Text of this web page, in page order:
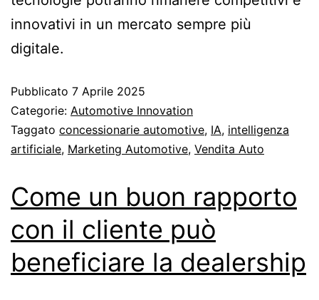
innovativi in un mercato sempre più
digitale.
Pubblicato 7 Aprile 2025
Categorie: Automotive Innovation
Taggato concessionarie automotive, IA, intelligenza
artificiale, Marketing Automotive, Vendita Auto
Come un buon rapporto
con il cliente può
beneficiare la dealership